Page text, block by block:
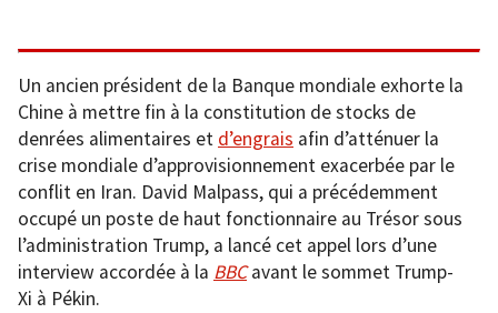
Un ancien président de la Banque mondiale exhorte la
Chine à mettre fin à la constitution de stocks de
denrées alimentaires et d’engrais afin d’atténuer la
crise mondiale d’approvisionnement exacerbée par le
conflit en Iran. David Malpass, qui a précédemment
occupé un poste de haut fonctionnaire au Trésor sous
l’administration Trump, a lancé cet appel lors d’une
interview accordée à la BBCavant le sommet Trump-
Xi à Pékin.